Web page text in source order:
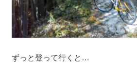
ずっと登って行くと…